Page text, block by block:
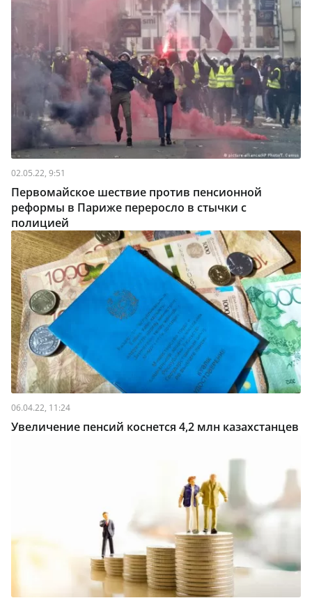
02.05.22, 9:51
Первомайское шествие против пенсионной
реформы в Париже переросло в стычки с
полицией
06.04.22, 11:24
Увеличение пенсий коснется 4,2 млн казахстанцев